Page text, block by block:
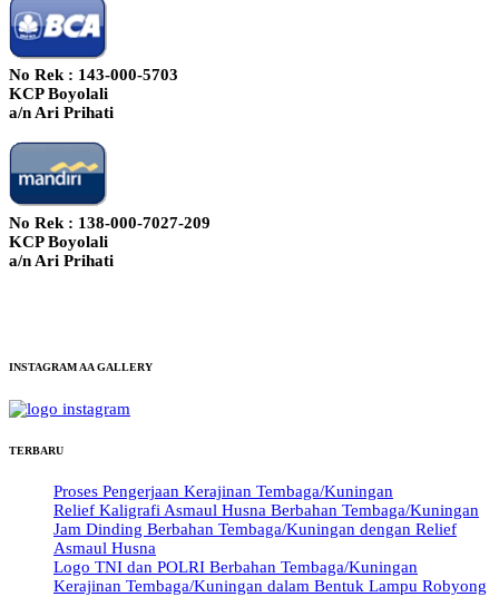
No Rek : 143-000-5703
KCP Boyolali
a/n Ari Prihati
No Rek : 138-000-7027-209
KCP Boyolali
a/n Ari Prihati
INSTAGRAM AA GALLERY
TERBARU
Proses Pengerjaan Kerajinan Tembaga/Kuningan
Relief Kaligrafi Asmaul Husna Berbahan Tembaga/Kuningan
Jam Dinding Berbahan Tembaga/Kuningan dengan Relief
Asmaul Husna
Logo TNI dan POLRI Berbahan Tembaga/Kuningan
Kerajinan Tembaga/Kuningan dalam Bentuk Lampu Robyong